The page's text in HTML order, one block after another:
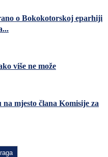
o Bokokotorskoj eparhiji
više ne može
mjesto člana Komisije za